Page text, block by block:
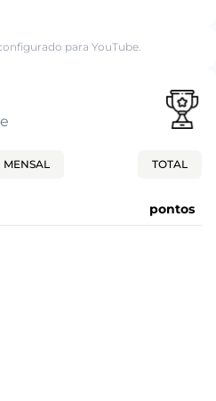
para YouTube.
MENSAL TOTAL
pontos